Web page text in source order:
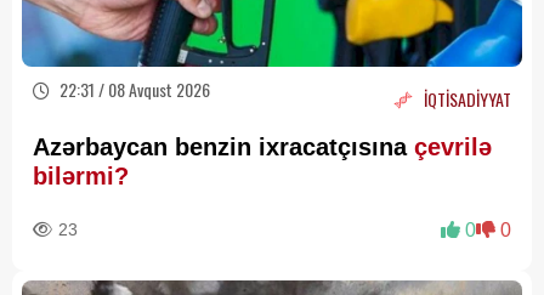
22:31 / 08 Avqust 2026 İQTİSADİYYAT
Azərbaycan benzin ixracatçısınaçevrilə
bilərmi?
23 0 0